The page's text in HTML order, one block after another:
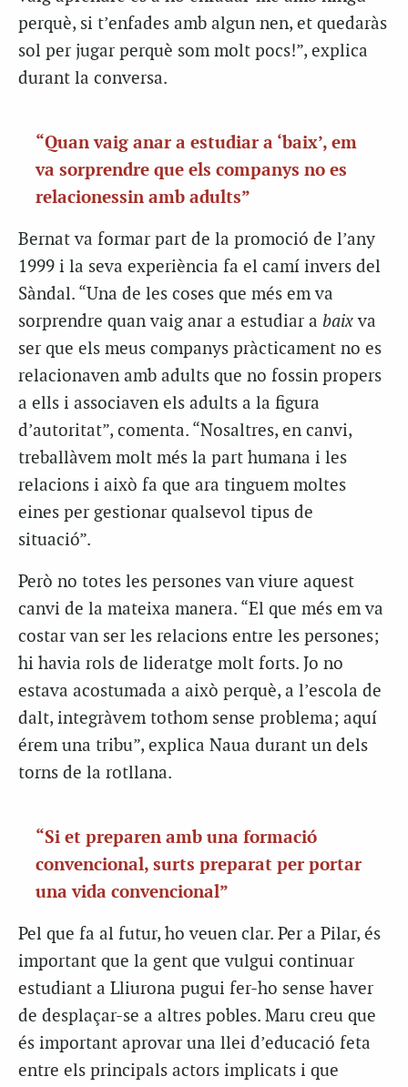
perquè, si t’enfades amb algun nen, et quedaràs
sol per jugar perquè som molt pocs!”, explica
durant la conversa.
“Quan vaig anar a estudiar a ‘baix’, em
va sorprendre que els companys no es
relacionessin amb adults”
Bernat va formar part de la promoció de l’any
1999 i la seva experiència fa el camí invers del
Sàndal. “Una de les coses que més em va
sorprendre quan vaig anar a estudiar a baixva
ser que els meus companys pràcticament no es
relacionaven amb adults que no fossin propers
a ells i associaven els adults a la figura
d’autoritat”, comenta. “Nosaltres, en canvi,
treballàvem molt més la part humana i les
relacions i això fa que ara tinguem moltes
eines per gestionar qualsevol tipus de
situació”.
Però no totes les persones van viure aquest
canvi de la mateixa manera. “El que més em va
costar van ser les relacions entre les persones;
hi havia rols de lideratge molt forts. Jo no
estava acostumada a això perquè, a l’escola de
dalt, integràvem tothom sense problema; aquí
érem una tribu”, explica Naua durant un dels
torns de la rotllana.
“Si et preparen amb una formació
convencional, surts preparat per portar
una vida convencional”
Pel que fa al futur, ho veuen clar. Per a Pilar, és
important que la gent que vulgui continuar
estudiant a Lliurona pugui fer-ho sense haver
de desplaçar-se a altres pobles. Maru creu que
és important aprovar una llei d’educació feta
entre els principals actors implicats i que